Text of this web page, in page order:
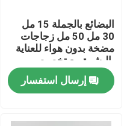
البضائع بالجملة 15 مل
30 مل 50 مل زجاجات
مضخة بدون هواء للعناية
بالبشرة مع تخصيص
OEM ODM في الصف
الغذائي PPإرسال استفسار